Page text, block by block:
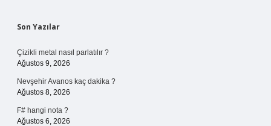
Sidebar
Son Yazılar
Çizikli metal nasıl parlatılır ?
Ağustos 9, 2026
Nevşehir Avanos kaç dakika ?
Ağustos 8, 2026
F# hangi nota ?
Ağustos 6, 2026